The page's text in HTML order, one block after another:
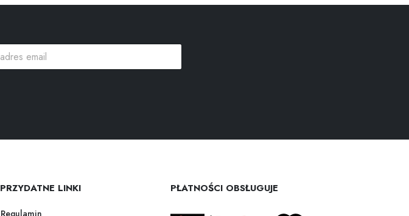
PRZYDATNE LINKI
Regulamin
PŁATNOŚCI OBSŁUGUJE